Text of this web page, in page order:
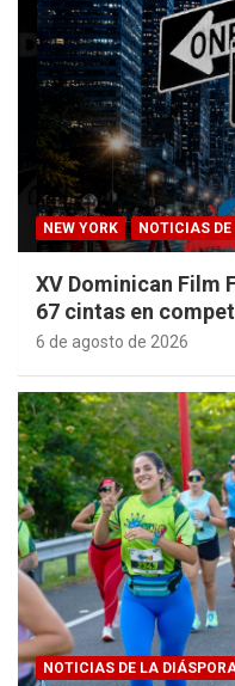
NEW YORK NOTICIAS
XV Dominican Film
67 cintas en
6 de agosto de 2026
NOTICIAS DE LA